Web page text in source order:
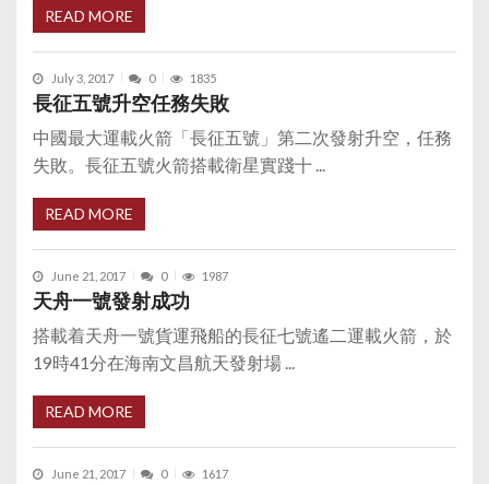
READ MORE
July 3, 2017 0 1835
長征五號升空任務失敗
中國最大運載火箭「長征五號」第二次發射升空，任務
失敗。長征五號火箭搭載衛星實踐十 ...
READ MORE
June 21, 2017 0 1987
天舟一號發射成功
搭載着天舟一號貨運飛船的長征七號遙二運載火箭，於
19時41分在海南文昌航天發射場 ...
READ MORE
June 21, 2017 0 1617